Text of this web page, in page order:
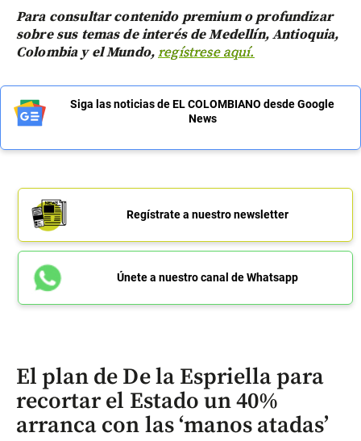
Para consultar contenido premium o profundizar
sobre sus temas de interés de Medellín, Antioquia,
Colombia y el Mundo,regístrese aquí.
Siga las noticias de EL COLOMBIANO desde Google
News
Regístrate a nuestro newsletter
Únete a nuestro canal de Whatsapp
El plan de De la Espriella para
recortar el Estado un 40%
arranca con las ‘manos atadas’